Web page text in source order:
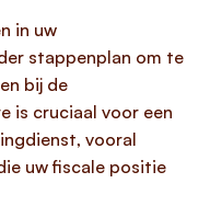
in uw
stappenplan om te
bij de
is cruciaal voor een
vooral
uw fiscale positie